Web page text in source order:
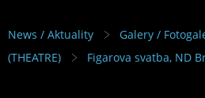
News / Aktuality Galery /
(THEATRE)
Figarova svatba, ND